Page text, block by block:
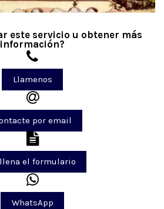
este servicio u obtener más
información?
Llamenos
por email
el formulario
WhatsApp